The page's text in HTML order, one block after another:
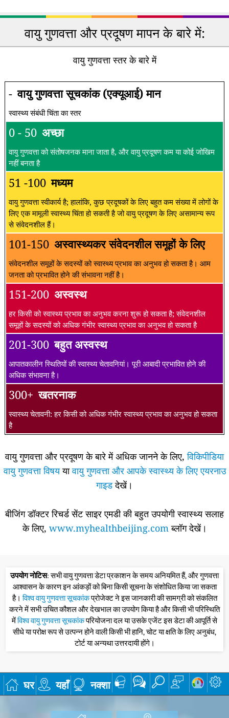
वायु गुणवत्ता और प्रदूषण मापन के बारे में:
वायु गुणवत्ता स्तर के बारे में
- वायु गुणवत्ता सूचकांक (एक्यूआई) मान
स्वास्थ्य संबंधी चिंता का स्तर
0 - 50 अच्छा
वायु गुणवत्ता को संतोषजनक माना जाता है, और वायु प्रदूषण कम या कोई जोखिम
नहीं बनता है
51 -100 मध्यम
वायु गुणवत्ता स्वीकार्य है; हालांकि, कुछ प्रदूषकों के लिए बहुत कम संख्या में लोगों के
लिए एक मामूली स्वास्थ्य चिंता हो सकती है जो वायु प्रदूषण के लिए असामान्य रूप
से संवेदनशील हैं।
101-150 अस्वास्थ्यकर संवेदनशील समूहों के लिए
संवेदनशील समूहों के सदस्यों को स्वास्थ्य प्रभाव का अनुभव हो सकता है। आम
जनता को प्रभावित होने की संभावना नहीं है।
151-200 अस्वस्थ
हर किसी को स्वास्थ्य प्रभाव का अनुभव करना शुरू हो सकता है; संवेदनशील
समूहों के सदस्यों को अधिक गंभीर स्वास्थ्य प्रभाव का अनुभव हो सकता है
201-300 बहुत अस्वस्थ
आपातकालीन स्थितियों की स्वास्थ्य चेतावनियां। पूरी आबादी प्रभावित होने की
अधिक संभावना है।
300+ खतरनाक
स्वास्थ्य चेतावनी: हर किसी को अधिक गंभीर स्वास्थ्य प्रभाव का अनुभव हो सकता
है
वायु गुणवत्ता और प्रदूषण के बारे में अधिक जानने के लिए,विकिपीडिया
वायु गुणवत्ता विषययावायु गुणवत्ता और आपके स्वास्थ्य के लिए एयरनाउ
गाइडदेखें।
बीजिंग डॉक्टर रिचर्ड सेंट साइर एमडी की बहुत उपयोगी स्वास्थ्य सलाह
के लिए, www.myhealthbeijing.comब्लॉग देखें।
उपयोग नोटिस: सभी वायु गुणवत्ता डेटा प्रकाशन के समय अनियमित हैं, और गुणवत्ता
आश्वासन के कारण इन आंकड़ों को बिना किसी सूचना के संशोधित किया जा सकता
है।विश्व वायु गुणवत्ता सूचकांकप्रोजेक्ट ने इस जानकारी की सामग्री को संकलित
करने में सभी उचित कौशल और देखभाल का उपयोग किया है और किसी भी परिस्थिति
मेंविश्व वायु गुणवत्ता सूचकांकपरियोजना दल या उसके एजेंट इस डेटा की आपूर्ति से
सीधे या परोक्ष रूप से उत्पन्न होने वाली किसी भी हानि, चोट या क्षति के लिए अनुबंध,
टोर्ट या अन्यथा उत्तरदायी होंगे।
घर यहाँ नक्शा